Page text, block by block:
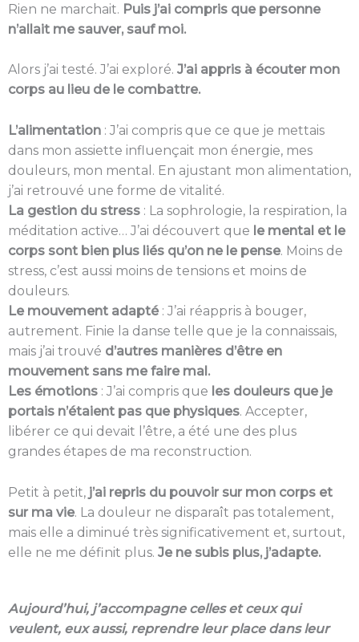
Rien ne marchait. Puis j’ai compris que personne
n’allait me sauver, sauf moi.
Alors j’ai testé. J’ai exploré. J’ai appris à écouter mon
corps au lieu de le combattre.
L’alimentation : J’ai compris que ce que je mettais
dans mon assiette influençait mon énergie, mes
douleurs, mon mental. En ajustant mon alimentation,
j’ai retrouvé une forme de vitalité.
La gestion du stress : La sophrologie, la respiration, la
méditation active… J’ai découvert que le mental et le
corps sont bien plus liés qu’on ne le pense. Moins de
stress, c’est aussi moins de tensions et moins de
douleurs.
Le mouvement adapté: J’ai réappris à bouger,
autrement. Finie la danse telle que je la connaissais,
mais j’ai trouvé d’autres manières d’être en
mouvement sans me faire mal.
Les émotions : J’ai compris que les douleurs que je
portais n’étaient pas que physiques. Accepter,
libérer ce qui devait l’être, a été une des plus
grandes étapes de ma reconstruction.
Petit à petit, j’ai repris du pouvoir sur mon corps et
sur ma vie. La douleur ne disparaît pas totalement,
mais elle a diminué très significativement et, surtout,
elle ne me définit plus. Je ne subis plus, j’adapte.
Aujourd’hui, j’accompagne celles et ceux qui
veulent, eux aussi, reprendre leur place dans leur